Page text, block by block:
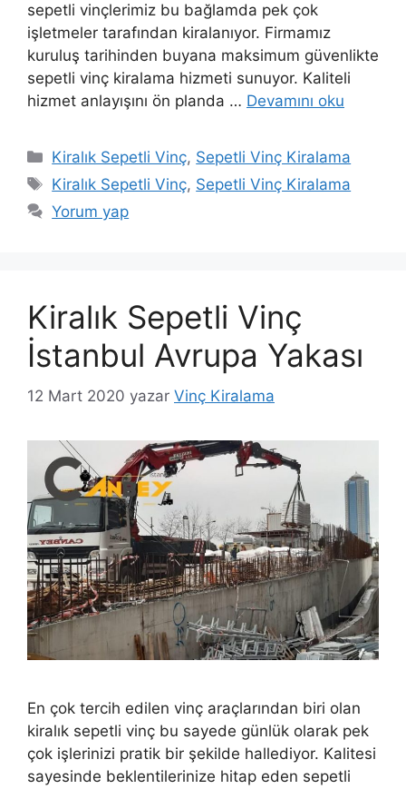
sepetli vinçlerimiz bu bağlamda pek çok
işletmeler tarafından kiralanıyor. Firmamız
kuruluş tarihinden buyana maksimum güvenlikte
sepetli vinç kiralama hizmeti sunuyor. Kaliteli
hizmet anlayışını ön planda … Devamını oku
Kategoriler
Kiralık Sepetli Vinç, Sepetli Vinç Kiralama
Etiketler
Kiralık Sepetli Vinç, Sepetli Vinç Kiralama
Yorum yap
Kiralık Sepetli Vinç
İstanbul Avrupa Yakası
12 Mart 2020 yazar Vinç Kiralama
En çok tercih edilen vinç araçlarından biri olan
kiralık sepetli vinç bu sayede günlük olarak pek
çok işlerinizi pratik bir şekilde hallediyor. Kalitesi
sayesinde beklentilerinize hitap eden sepetli